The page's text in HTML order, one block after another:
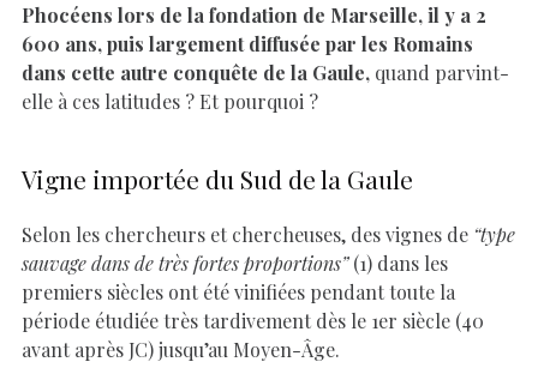
Phocéens lors de la fondation de Marseille, il y a 2
600 ans, puis largement diffusée par les Romains
dans cette autre conquête de la Gaule, quand parvint-
elle à ces latitudes ? Et pourquoi ?
Vigne importée du Sud de la Gaule
Selon les chercheurs et chercheuses, des vignes de “type
sauvage dans de très fortes proportions”(1) dans les
premiers siècles ont été vinifiées pendant toute la
période étudiée très tardivement dès le 1er siècle (40
avant après JC) jusqu’au Moyen-Âge.